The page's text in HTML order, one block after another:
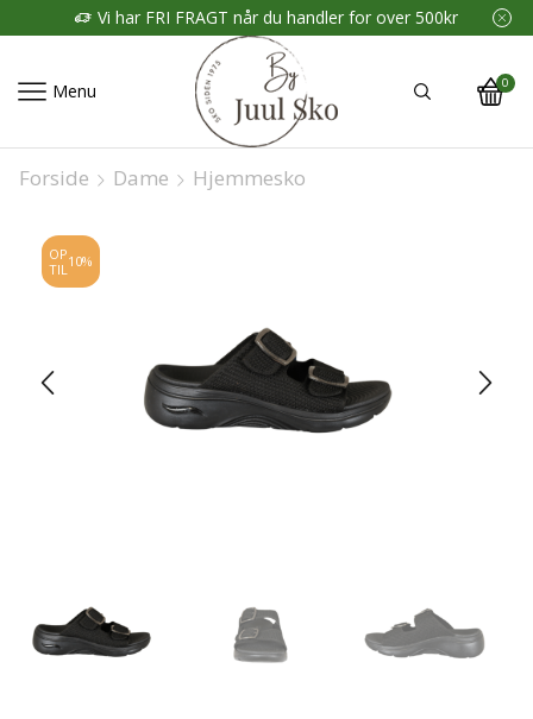
Vi har FRI FRAGT når du handler for over 500kr
Menu 0
Forside Dame Hjemmesko
OP
TIL 10%